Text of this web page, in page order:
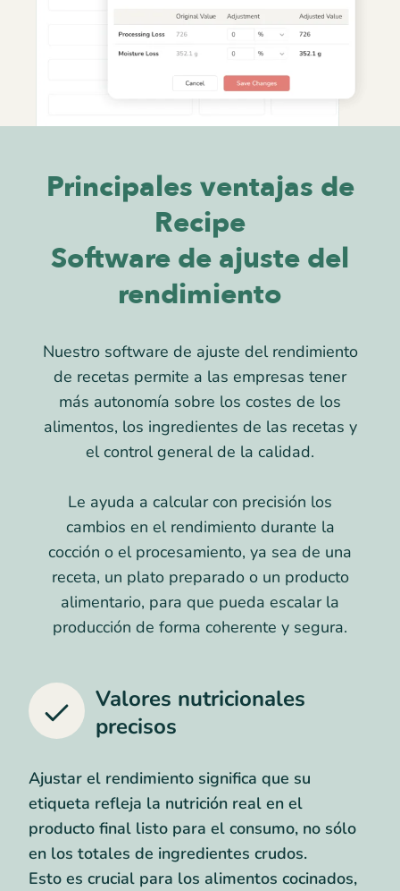
Principales ventajas de
Recipe
Software de ajuste del
rendimiento
Nuestro software de ajuste del rendimiento
de recetas permite a las empresas tener
más autonomía sobre los costes de los
alimentos, los ingredientes de las recetas y
el control general de la calidad.
Le ayuda a calcular con precisión los
cambios en el rendimiento durante la
cocción o el procesamiento, ya sea de una
receta, un plato preparado o un producto
alimentario, para que pueda escalar la
producción de forma coherente y segura.
Valores nutricionales
precisos
Ajustar el rendimiento significa que su
etiqueta refleja la nutrición real en el
producto final listo para el consumo, no sólo
en los totales de ingredientes crudos.
Esto es crucial para los alimentos cocinados,